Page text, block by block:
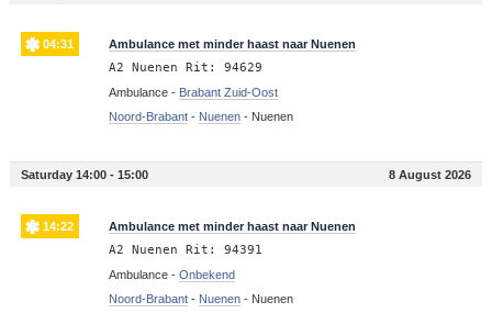
04:31 Ambulance met minder haast naar Nuenen
A2 Nuenen Rit: 94629
Ambulance - Brabant Zuid-Oost
Noord-Brabant- Nuenen- Nuenen
Saturday 14:00 - 15:00 8 August 2026
14:22 Ambulance met minder haast naar Nuenen
A2 Nuenen Rit: 94391
Ambulance - Onbekend
Noord-Brabant- Nuenen- Nuenen